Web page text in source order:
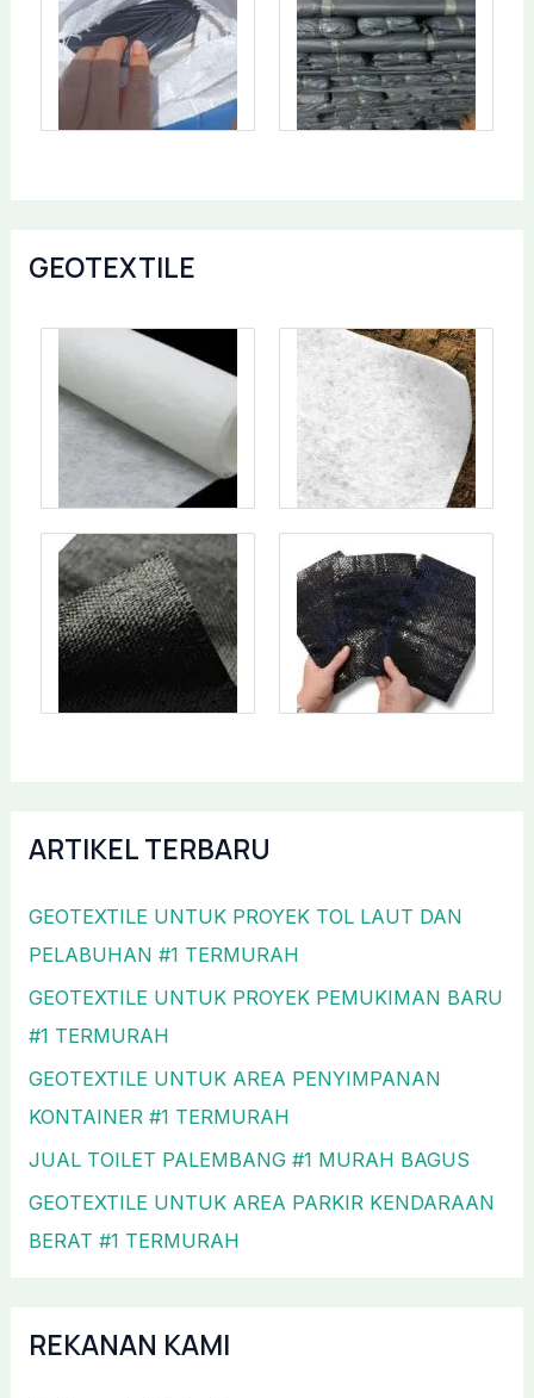
GEOTEXTILE
ARTIKEL TERBARU
GEOTEXTILE UNTUK PROYEK TOL LAUT DAN
PELABUHAN #1 TERMURAH
GEOTEXTILE UNTUK PROYEK PEMUKIMAN BARU
#1 TERMURAH
GEOTEXTILE UNTUK AREA PENYIMPANAN
KONTAINER #1 TERMURAH
JUAL TOILET PALEMBANG #1 MURAH BAGUS
GEOTEXTILE UNTUK AREA PARKIR KENDARAAN
BERAT #1 TERMURAH
REKANAN KAMI